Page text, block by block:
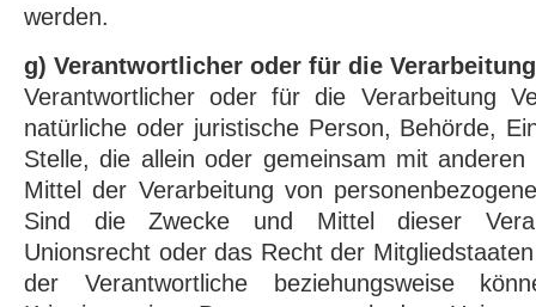
werden.
g) Verantwortlicher oder für die
Verantwortlicher oder für die Verarbeitung
natürliche oder juristische Person, Behörde,
Stelle, die allein oder gemeinsam mit
Mittel der Verarbeitung von
Sind die Zwecke und Mittel dieser
Unionsrecht oder das Recht der
der Verantwortliche beziehungsweise